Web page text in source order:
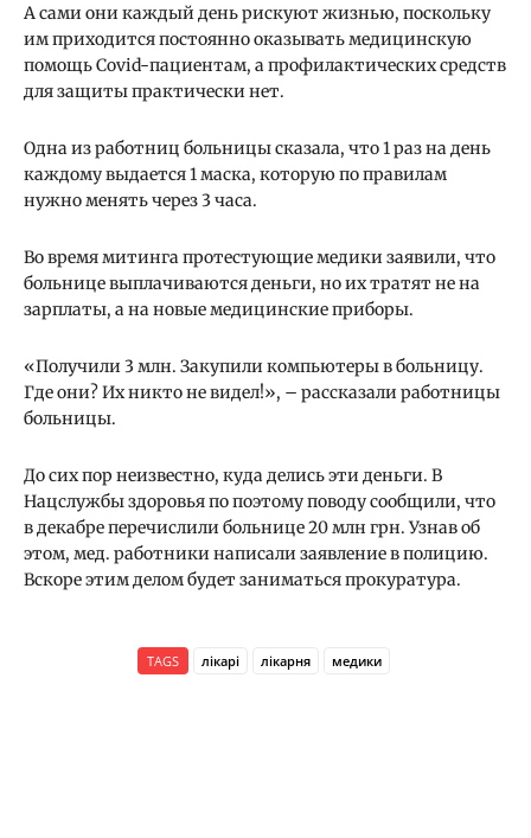
А сами они каждый день рискуют жизнью, поскольку
им приходится постоянно оказывать медицинскую
помощь Covid-пациентам, а профилактических средств
для защиты практически нет.
Одна из работниц больницы сказала, что 1 раз на день
каждому выдается 1 маска, которую по правилам
нужно менять через 3 часа.
Во время митинга протестующие медики заявили, что
больнице выплачиваются деньги, но их тратят не на
зарплаты, а на новые медицинские приборы.
«Получили 3 млн. Закупили компьютеры в больницу.
Где они? Их никто не видел!», – рассказали работницы
больницы.
До сих пор неизвестно, куда делись эти деньги. В
Нацслужбы здоровья по поэтому поводу сообщили, что
в декабре перечислили больнице 20 млн грн. Узнав об
этом, мед. работники написали заявление в полицию.
Вскоре этим делом будет заниматься прокуратура.
TAGS лікарі лікарня медики